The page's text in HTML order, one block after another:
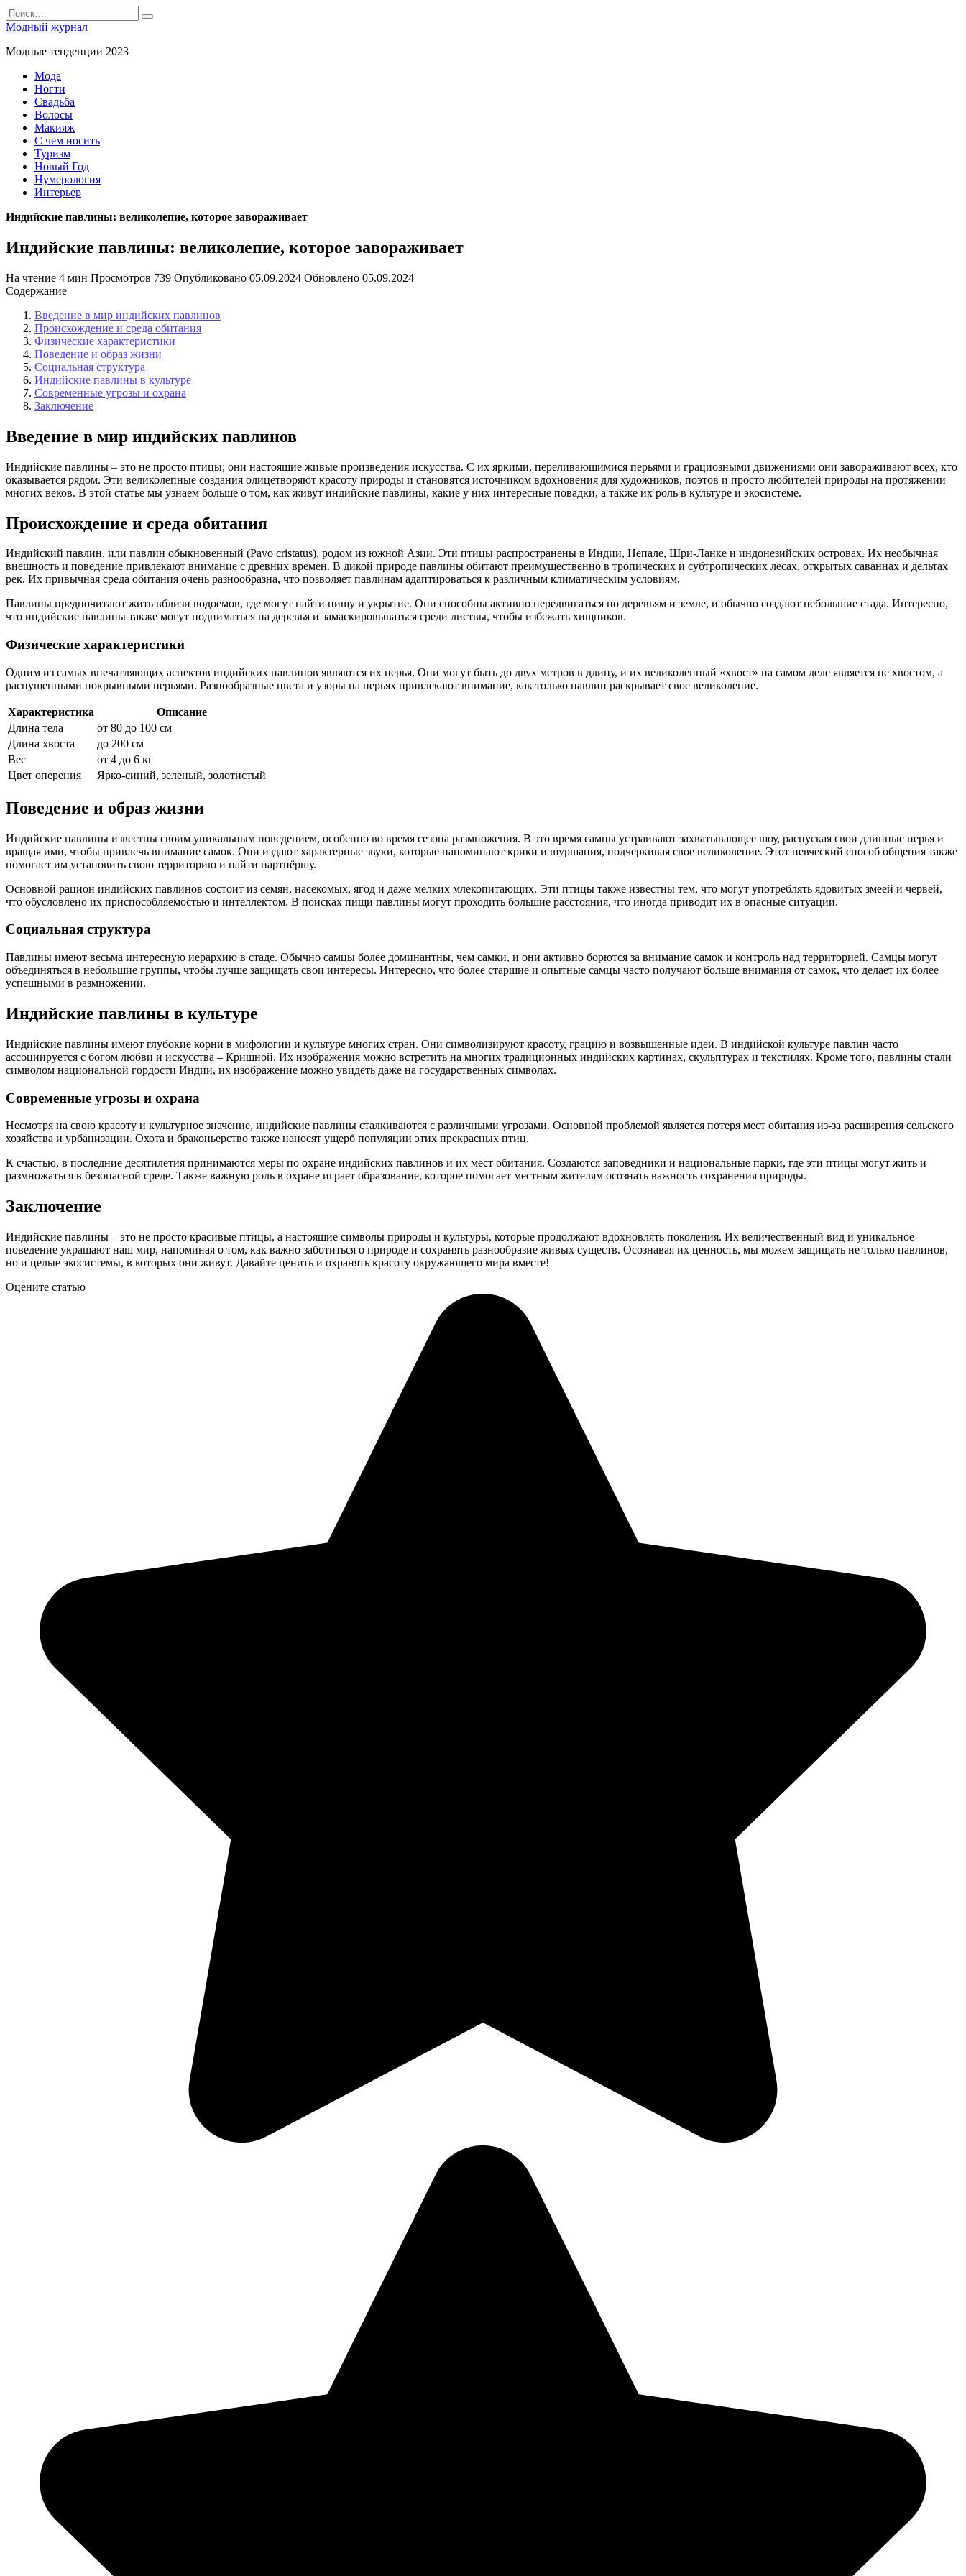
Перейти
к
содержанию
Search
for:
Модный журнал
Модные тенденции 2023
Мода
Ногти
Свадьба
Волосы
Макияж
С чем носить
Туризм
Новый Год
Нумерология
Интерьер
Индийские павлины: великолепие, которое завораживает
Индийские павлины: великолепие, которое завораживает
На чтение 4 мин Просмотров 739 Опубликовано 05.09.2024 Обновлено 05.09.2024
Содержание
Введение в мир индийских павлинов
Происхождение и среда обитания
Физические характеристики
Поведение и образ жизни
Социальная структура
Индийские павлины в культуре
Современные угрозы и охрана
Заключение
Введение в мир индийских павлинов
Индийские павлины – это не просто птицы; они настоящие живые произведения искусства. С их яркими, переливающимися перьями и грациозными движениями они завораживают всех, кто
оказывается рядом. Эти великолепные создания олицетворяют красоту природы и становятся источником вдохновения для художников, поэтов и просто любителей природы на протяжении
многих веков. В этой статье мы узнаем больше о том, как живут индийские павлины, какие у них интересные повадки, а также их роль в культуре и экосистеме.
Происхождение и среда обитания
Индийский павлин, или павлин обыкновенный (Pavo cristatus), родом из южной Азии. Эти птицы распространены в Индии, Непале, Шри-Ланке и индонезийских островах. Их необычная
внешность и поведение привлекают внимание с древних времен. В дикой природе павлины обитают преимущественно в тропических и субтропических лесах, открытых саваннах и дельтах
рек. Их привычная среда обитания очень разнообразна, что позволяет павлинам адаптироваться к различным климатическим условиям.
Павлины предпочитают жить вблизи водоемов, где могут найти пищу и укрытие. Они способны активно передвигаться по деревьям и земле, и обычно создают небольшие стада. Интересно,
что индийские павлины также могут подниматься на деревья и замаскировываться среди листвы, чтобы избежать хищников.
Физические характеристики
Одним из самых впечатляющих аспектов индийских павлинов являются их перья. Они могут быть до двух метров в длину, и их великолепный «хвост» на самом деле является не хвостом, а
распущенными покрывными перьями. Разнообразные цвета и узоры на перьях привлекают внимание, как только павлин раскрывает свое великолепие.
Характеристика
Описание
Длина тела
от 80 до 100 см
Длина хвоста
до 200 см
Вес
от 4 до 6 кг
Цвет оперения
Ярко-синий, зеленый, золотистый
Поведение и образ жизни
Индийские павлины известны своим уникальным поведением, особенно во время сезона размножения. В это время самцы устраивают захватывающее шоу, распуская свои длинные перья и
вращая ими, чтобы привлечь внимание самок. Они издают характерные звуки, которые напоминают крики и шуршания, подчеркивая свое великолепие. Этот певческий способ общения также
помогает им установить свою территорию и найти партнёршу.
Основной рацион индийских павлинов состоит из семян, насекомых, ягод и даже мелких млекопитающих. Эти птицы также известны тем, что могут употреблять ядовитых змеей и червей,
что обусловлено их приспособляемостью и интеллектом. В поисках пищи павлины могут проходить большие расстояния, что иногда приводит их в опасные ситуации.
Социальная структура
Павлины имеют весьма интересную иерархию в стаде. Обычно самцы более доминантны, чем самки, и они активно борются за внимание самок и контроль над территорией. Самцы могут
объединяться в небольшие группы, чтобы лучше защищать свои интересы. Интересно, что более старшие и опытные самцы часто получают больше внимания от самок, что делает их более
успешными в размножении.
Индийские павлины в культуре
Индийские павлины имеют глубокие корни в мифологии и культуре многих стран. Они символизируют красоту, грацию и возвышенные идеи. В индийской культуре павлин часто
ассоциируется с богом любви и искусства – Кришной. Их изображения можно встретить на многих традиционных индийских картинах, скульптурах и текстилях. Кроме того, павлины стали
символом национальной гордости Индии, их изображение можно увидеть даже на государственных символах.
Современные угрозы и охрана
Несмотря на свою красоту и культурное значение, индийские павлины сталкиваются с различными угрозами. Основной проблемой является потеря мест обитания из-за расширения сельского
хозяйства и урбанизации. Охота и браконьерство также наносят ущерб популяции этих прекрасных птиц.
К счастью, в последние десятилетия принимаются меры по охране индийских павлинов и их мест обитания. Создаются заповедники и национальные парки, где эти птицы могут жить и
размножаться в безопасной среде. Также важную роль в охране играет образование, которое помогает местным жителям осознать важность сохранения природы.
Заключение
Индийские павлины – это не просто красивые птицы, а настоящие символы природы и культуры, которые продолжают вдохновлять поколения. Их величественный вид и уникальное
поведение украшают наш мир, напоминая о том, как важно заботиться о природе и сохранять разнообразие живых существ. Осознавая их ценность, мы можем защищать не только павлинов,
но и целые экосистемы, в которых они живут. Давайте ценить и охранять красоту окружающего мира вместе!
Оцените статью